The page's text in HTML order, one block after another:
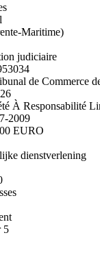
Maritime)
judiciaire
de Commerce
À Responsabilité
2009
EURO
dienstverlening
5